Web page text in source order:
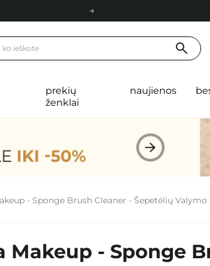
€
prekių
ženklai
naujienos
- Sponge Brush Cleaner - Šepetėlių Valymo
Makeup - Sponge